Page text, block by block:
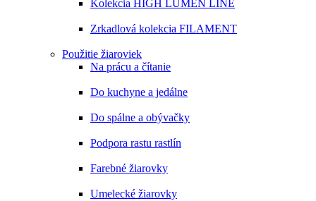
Kolekcia HIGH LUMEN LINE
Zrkadlová kolekcia FILAMENT
Použitie žiaroviek
Na prácu a čítanie
Do kuchyne a jedálne
Do spálne a obývačky
Podpora rastu rastlín
Farebné žiarovky
Umelecké žiarovky